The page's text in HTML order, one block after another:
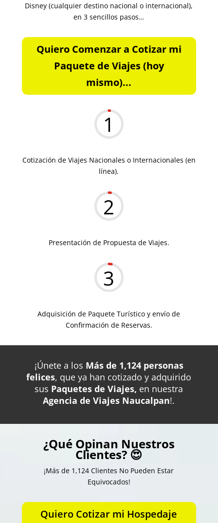
Disney (cualquier destino nacional o internacional),
en 3 sencillos pasos…
Quiero Comenzar a Cotizar mi
Paquete de Viajes (hoy
mismo)...
1
Cotización de Viajes Nacionales o Internacionales (en
línea).
2
Presentación de Propuesta de Viajes.
3
Adquisición de Paquete Turístico y envío de
Confirmación de Reservas.
¡Únete a los Más de 1,124 personas
felices, que ya han cotizado y adquirido
sus Paquetes de Viajes, en nuestra
Agencia de Viajes Naucalpan!.
¿Qué Opinan Nuestros
Clientes? 😍
¡Más de 1,124 Clientes No Pueden Estar
Equivocados!
Quiero Cotizar mi Hospedaje